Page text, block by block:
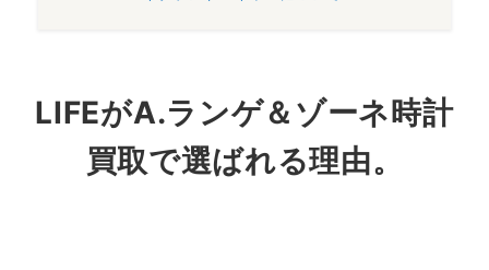
LIFEがA.ランゲ＆ゾーネ時計
買取で選ばれる理由。